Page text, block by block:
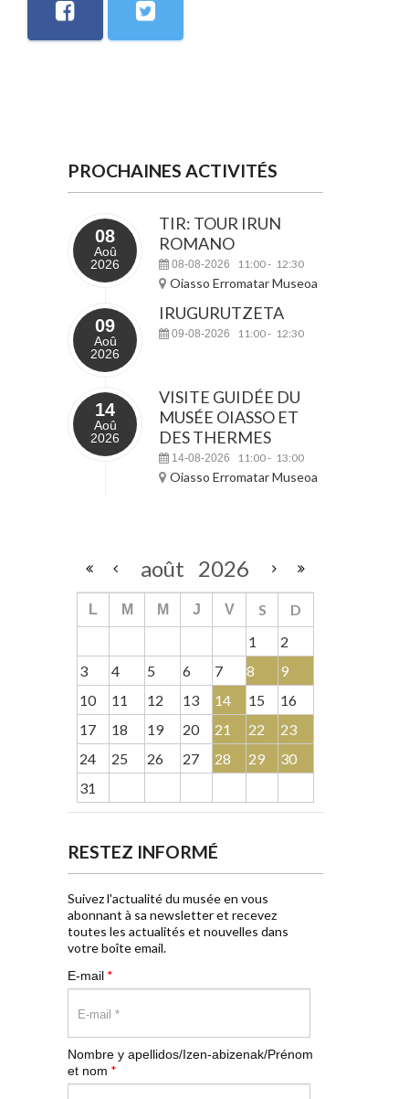
PROCHAINES ACTIVITÉS
08
Aoû
2026
TIR: TOUR IRUN
ROMANO
08-08-2026 11:00- 12:30
Oiasso Erromatar Museoa
09
Aoû
2026
IRUGURUTZETA
09-08-2026 11:00- 12:30
14
Aoû
2026
VISITE GUIDÉE DU
MUSÉE OIASSO ET
DES THERMES
14-08-2026 11:00- 13:00
Oiasso Erromatar Museoa
août 2026
L M M J V S
D
1
2
3
4 5 6 7 8
9
10
11 12 13 14 15
16
17
18 19 20 21 22
23
24
25 26 27 28 29
30
31
RESTEZ INFORMÉ
Suivez l'actualité du musée en vous
abonnant à sa newsletter et recevez
toutes les actualités et nouvelles dans
votre boîte email.
E-mail *
Nombre y apellidos/Izen-abizenak/Prénom
et nom *